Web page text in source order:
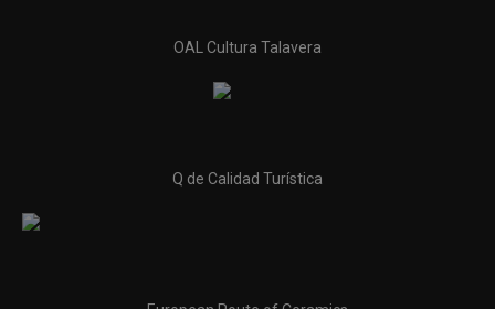
OAL Cultura Talavera
Q de Calidad Turística